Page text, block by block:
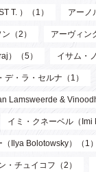
T. ）（1） アーノ
（2） アーヴィン
）（5） イサム・
・ラ・セルナ（1）
Lamsweerde &
イミ・クネーベル（Imi
Ilya Bolotowsky）（1）
・チュイコフ（2）